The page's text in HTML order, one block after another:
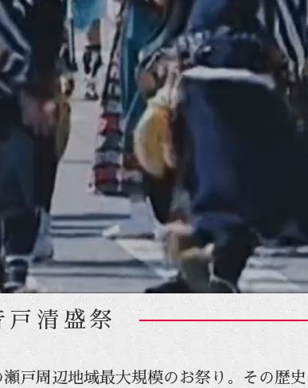
戸清盛祭
戸周辺地域最大規模のお祭り。その歴史